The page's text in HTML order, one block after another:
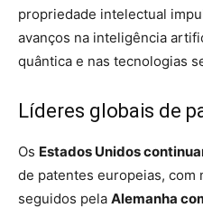
propriedade intelectual
avanços na inteligência
quântica e nas tecnologias
Líderes globais de
Os Estados Unidos
de patentes europeias, com
seguidos pela Alemanha